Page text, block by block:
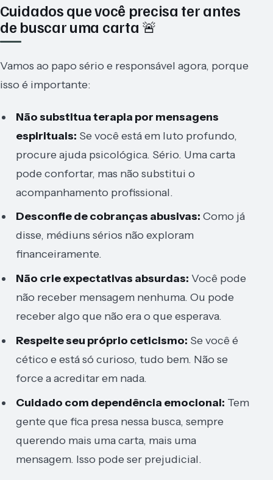
Cuidados que você precisa ter antes
de buscar uma carta 🚨
Vamos ao papo sério e responsável agora, porque
isso é importante:
Não substitua terapia por mensagens
espirituais: Se você está em luto profundo,
procure ajuda psicológica. Sério. Uma carta
pode confortar, mas não substitui o
acompanhamento profissional.
Desconfie de cobranças abusivas: Como já
disse, médiuns sérios não exploram
financeiramente.
Não crie expectativas absurdas: Você pode
não receber mensagem nenhuma. Ou pode
receber algo que não era o que esperava.
Respeite seu próprio ceticismo: Se você é
cético e está só curioso, tudo bem. Não se
force a acreditar em nada.
Cuidado com dependência emocional: Tem
gente que fica presa nessa busca, sempre
querendo mais uma carta, mais uma
mensagem. Isso pode ser prejudicial.